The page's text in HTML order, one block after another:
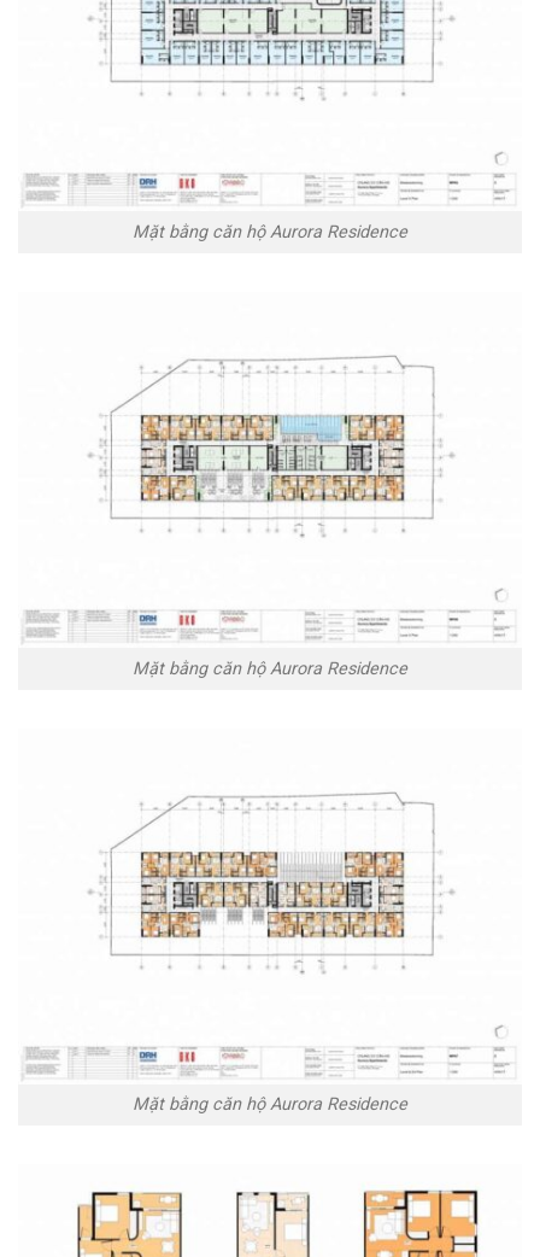
Mặt bằng căn hộ Aurora Residence
Mặt bằng căn hộ Aurora Residence
Mặt bằng căn hộ Aurora Residence